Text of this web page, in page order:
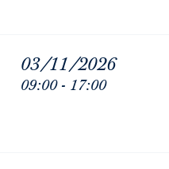
03/11/2026
09:00 - 17:00